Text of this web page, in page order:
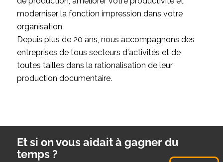
moderniser la fonction impression dans votre
organisation
Depuis plus de 20 ans, nous accompagnons des
entreprises de tous secteurs d′activités et de
toutes tailles dans la rationalisation de leur
production documentaire.
Et si on vous aidait à gagner du
temps ?